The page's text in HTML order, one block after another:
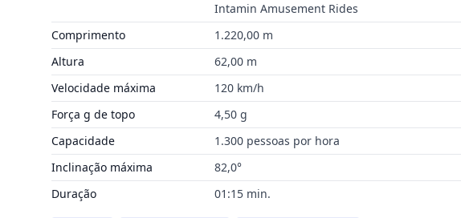
Intamin Amusement Rides
Comprimento
1.220,00 m
Altura
62,00 m
Velocidade máxima
120 km/h
Força g de topo
4,50 g
Capacidade
1.300 pessoas por hora
Inclinação máxima
82,0°
Duração
01:15 min.